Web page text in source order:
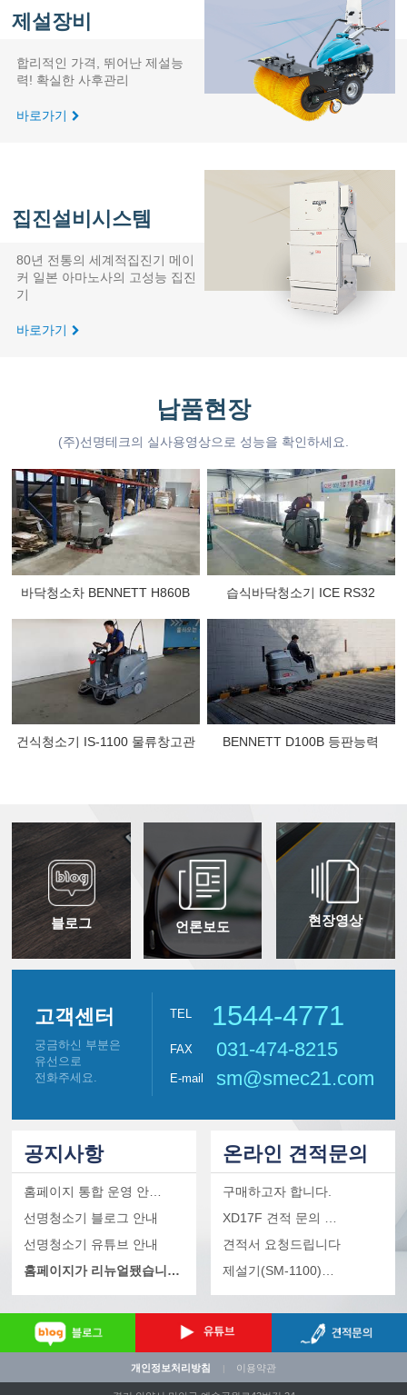
제설장비
합리적인 가격, 뛰어난 제설능
력! 확실한 사후관리
바로가기
집진설비시스템
80년 전통의 세계적집진기 메이
커 일본 아마노사의 고성능 집진
기
바로가기
납품현장
(주)선명테크의 실사용영상으로 성능을 확인하세요.
바닥청소차 BENNETT H860B 습식바닥청소기 ICE RS32
건식청소기 IS-1100 물류창고관
BENNETT D100B 등판능력
블로그 언론보도 현장영상
고객센터
궁금하신 부분은
유선으로
전화주세요.
TEL 1544-4771
FAX 031-474-8215
E-mail sm@smec21.com
공지사항
홈페이지 통합 운영 안…
선명청소기 블로그 안내
선명청소기 유튜브 안내
홈페이지가 리뉴얼됐습니…
온라인 견적문의
구매하고자 합니다.
XD17F 견적 문의 …
견적서 요청드립니다
제설기(SM-1100)…
개인정보처리방침 이용약관